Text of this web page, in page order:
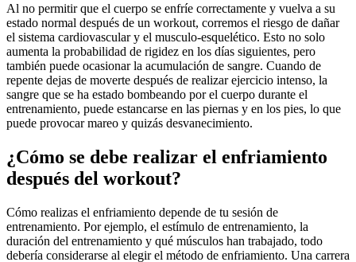
Al no permitir que el cuerpo se enfríe correctamente y vuelva a su
estado normal después de un workout, corremos el riesgo de dañar
el sistema cardiovascular y el musculo-esquelético. Esto no solo
aumenta la probabilidad de rigidez en los días siguientes, pero
también puede ocasionar la acumulación de sangre. Cuando de
repente dejas de moverte después de realizar ejercicio intenso, la
sangre que se ha estado bombeando por el cuerpo durante el
entrenamiento, puede estancarse en las piernas y en los pies, lo que
puede provocar mareo y quizás desvanecimiento.
¿Cómo se debe realizar el enfriamiento
después del workout?
Cómo realizas el enfriamiento depende de tu sesión de
entrenamiento. Por ejemplo, el estímulo de entrenamiento, la
duración del entrenamiento y qué músculos han trabajado, todo
debería considerarse al elegir el método de enfriamiento. Una carrera